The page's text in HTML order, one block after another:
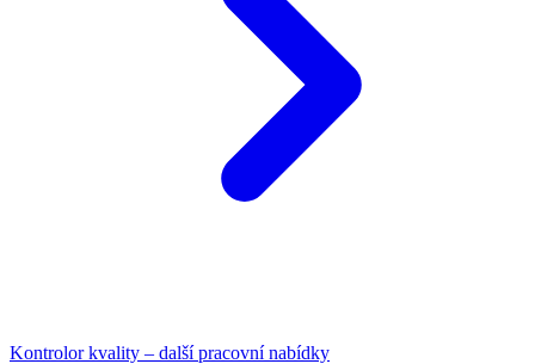
Kontrolor kvality – další pracovní nabídky